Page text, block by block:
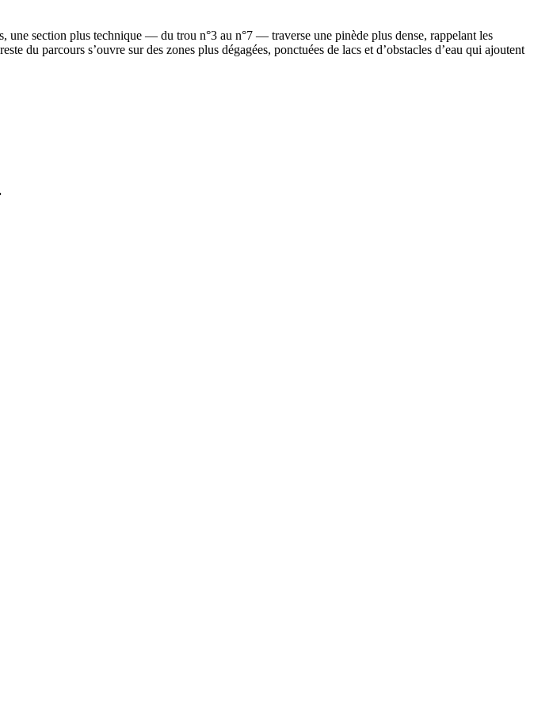
une section plus technique — du trou n°3 au n°7 — traverse une pinède plus dense, rappelant les
du parcours s’ouvre sur des zones plus dégagées, ponctuées de lacs et d’obstacles d’eau qui ajoutent